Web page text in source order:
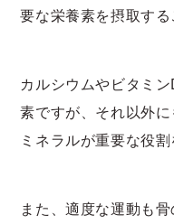
要な栄養素を摂取する
カルシウムやビタミ
素ですが、それ以外に
ミネラルが重要な役割
また、適度な運動も